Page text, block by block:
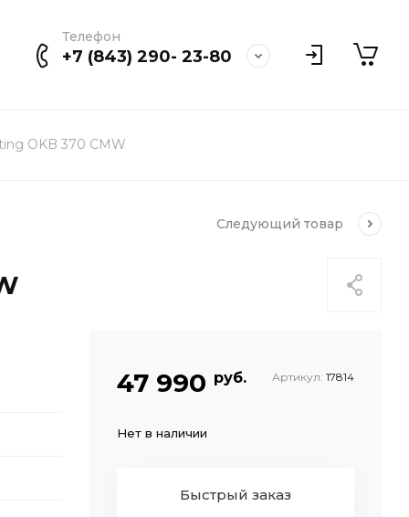
Телефон
+7 (843) 290- 23-80
OKB 370 CMW
Следующий товар
47 990 руб. Артикул: 17814
Нет в наличии
Быстрый заказ